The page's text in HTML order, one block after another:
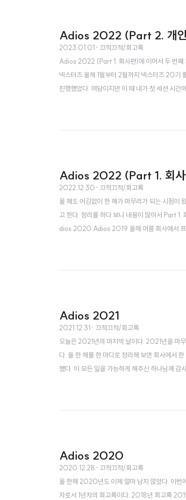
Adios 2022 (Part 2. 개
2023.01.01 · 끄적끄적/회고록
Adios 2022 (Part 1. 회사편)에 이어서 두 번째
넥스터즈 올해 1월부터 2월까지 넥스터즈 20기
진행했었다. 여담이지만 이 때 내가 첫 세션 시간
Adios 2022 (Part 1. 회
2022.12.30 · 끄적끄적/회고록
올 해도 어김없이 한 해가 마무리가 되는 시점이
고 한다. 정리를 하다 보니 내용이 많아서 Part
dios 2020 Adios 2019 올해 여름 회사에서
Adios 2021
2021.12.31 · 끄적끄적/회고록
오늘은 2021년의 마지막 날이다. 2021년을 마
다. 올 한 해를 한 마디로 정리해 보면 회사에서
했다. 이 모든 일을 가능하게 해주신 하나님께
Adios 2020
2020.12.28 · 끄적끄적/회고록
올 한해 2020년도 이제 얼마 남지 않았다. 이번
자로서 1년차의 회고록이다. 2018년 회고록